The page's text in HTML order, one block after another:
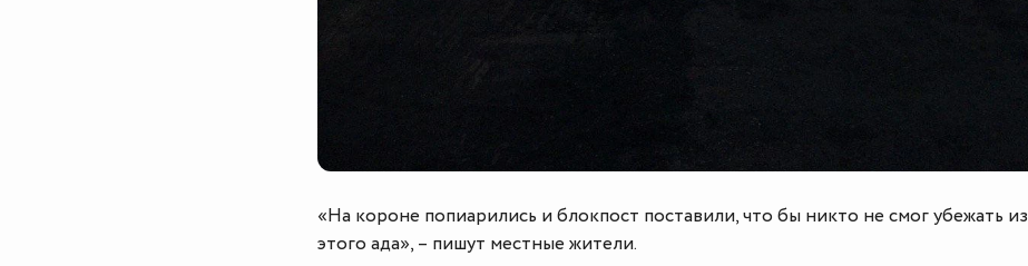
«На короне попиарились и блокпост поставили, что бы никто не смог убежать из
этого ада», – пишут местные жители.